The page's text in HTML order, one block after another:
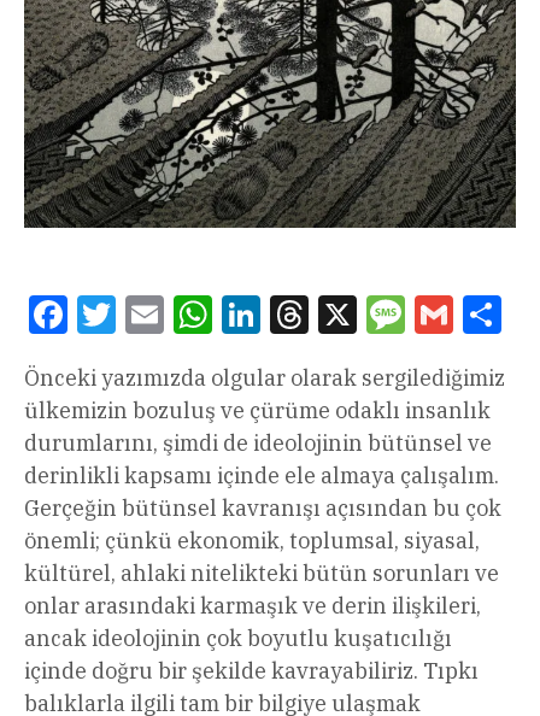
FacebookTwitterEmail WhatsAppLinkedInThreads
X Message
Gmail
Önceki yazımızda olgular olarak sergilediğimiz
ülkemizin bozuluş ve çürüme odaklı insanlık
durumlarını, şimdi de ideolojinin bütünsel ve
derinlikli kapsamı içinde ele almaya çalışalım.
Gerçeğin bütünsel kavranışı açısından bu çok
önemli; çünkü ekonomik, toplumsal, siyasal,
kültürel, ahlaki nitelikteki bütün sorunları ve
onlar arasındaki karmaşık ve derin ilişkileri,
ancak ideolojinin çok boyutlu kuşatıcılığı
içinde doğru bir şekilde kavrayabiliriz. Tıpkı
balıklarla ilgili tam bir bilgiye ulaşmak